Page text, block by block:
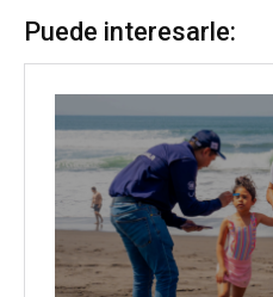
Puede interesarle: